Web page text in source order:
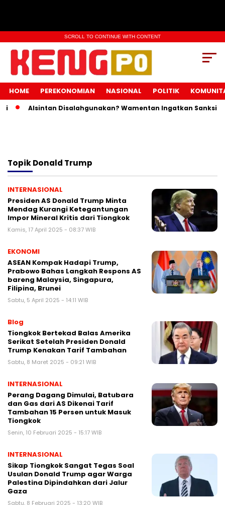
SCROLL TO CONTINUE WITH CONTENT
HOME PEREKONOMIAN NASIONAL POLITIK
Alsintan Disalahgunakan? Wamentan Ingatkan Sanksi
TopikDonald Trump
INTERNASIONAL
Presiden AS Donald Trump Minta
Mendag Kurangi Ketegantungan
Impor Mineral Kritis dari Tiongkok
Kamis, 17 April 2025 - 08:37 WIB
EKONOMI
ASEAN Kompak Hadapi Trump,
Prabowo Bahas Langkah Respons AS
bareng Malaysia, Singapura,
Filipina, Brunei
Sabtu, 5 April 2025 - 14:11 WIB
Blog
Tiongkok Bertekad Balas Amerika
Serikat Setelah Presiden Donald
Trump Kenakan Tarif Tambahan
Sabtu, 8 Maret 2025 - 09:21 WIB
INTERNASIONAL
Perang Dagang Dimulai, Batubara
dan Gas dari AS Dikenai Tarif
Tambahan 15 Persen untuk Masuk
Tiongkok
Senin, 10 Februari 2025 - 15:17 WIB
INTERNASIONAL
Sikap Tiongkok Sangat Tegas Soal
Usulan Donald Trump agar Warga
Palestina Dipindahkan dari Jalur
Gaza
Sabtu, 8 Februari 2025 - 13:20 WIB